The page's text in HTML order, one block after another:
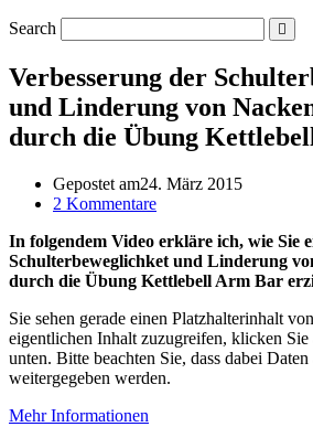
Search
Verbesserung der
und Linderung von
durch die Übung
Gepostet am24. März 2015
2 Kommentare
In folgendem Video erkläre ich, wie Sie
Schulterbeweglichket und Linderung
durch die Übung Kettlebell Arm Bar
Sie sehen gerade einen Platzhalterinhalt von
eigentlichen Inhalt zuzugreifen, klicken
unten. Bitte beachten Sie, dass dabei
weitergegeben werden.
Mehr Informationen